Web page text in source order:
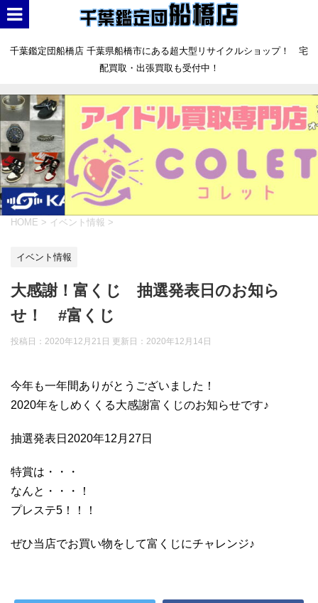
千葉鑑定団船橋店 千葉県船橋市にある超大型リサイクルショップ！ 宅
配買取・出張買取も受付中！
HOME > イベント情報 >
イベント情報
大感謝！富くじ 抽選発表日のお知ら
せ！ #富くじ
投稿日：2020年12月21日 更新日： 2020年12月14日
今年も一年間ありがとうございました！
2020年をしめくくる大感謝富くじのお知らせです♪
抽選発表日2020年12月27日
特賞は・・・
なんと・・・！
プレステ5！！！
ぜひ当店でお買い物をして富くじにチャレンジ♪